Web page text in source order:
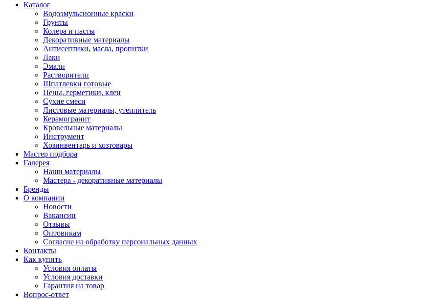
Каталог
Водоэмульсионные краски
Грунты
Колера и пасты
Декоративные материалы
Антисептики, масла, пропитки
Лаки
Эмали
Растворители
Шпатлевки готовые
Пены, герметики, клеи
Сухие смеси
Листовые материалы, утеплитель
Керамогранит
Кровельные материалы
Инструмент
Хозинвентарь и хозтовары
Мастер подбора
Галерея
Наши материалы
Мастера - декоративные материалы
Бренды
О компании
Новости
Вакансии
Отзывы
Оптовикам
Cогласие на обработку персональных данных
Контакты
Как купить
Условия оплаты
Условия доставки
Гарантия на товар
Вопрос-ответ